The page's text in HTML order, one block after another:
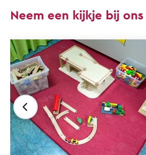
Neem een kijkje bij ons